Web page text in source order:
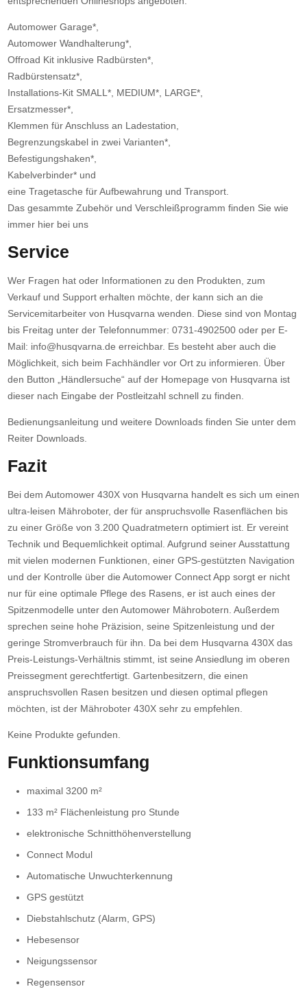
Automower Garage*,
Automower Wandhalterung*,
Offroad Kit inklusive Radbürsten*,
Radbürstensatz*,
Installations-Kit SMALL*, MEDIUM*, LARGE*,
Ersatzmesser*,
Klemmen für Anschluss an Ladestation,
Begrenzungskabel in zwei Varianten*,
Befestigungshaken*,
Kabelverbinder* und
eine Tragetasche für Aufbewahrung und Transport.
Das gesammte Zubehör und Verschleißprogramm finden Sie wie
immer hier bei uns
Service
Wer Fragen hat oder Informationen zu den Produkten, zum
Verkauf und Support erhalten möchte, der kann sich an die
Servicemitarbeiter von Husqvarna wenden. Diese sind von Montag
bis Freitag unter der Telefonnummer: 0731-4902500 oder per E-
Mail: info@husqvarna.de erreichbar. Es besteht aber auch die
Möglichkeit, sich beim Fachhändler vor Ort zu informieren. Über
den Button „Händlersuche“ auf der Homepage von Husqvarna ist
dieser nach Eingabe der Postleitzahl schnell zu finden.
Bedienungsanleitung und weitere Downloads finden Sie unter dem
Reiter Downloads.
Fazit
Bei dem Automower 430X von Husqvarna handelt es sich um einen
ultra-leisen Mähroboter, der für anspruchsvolle Rasenflächen bis
zu einer Größe von 3.200 Quadratmetern optimiert ist. Er vereint
Technik und Bequemlichkeit optimal. Aufgrund seiner Ausstattung
mit vielen modernen Funktionen, einer GPS-gestützten Navigation
und der Kontrolle über die Automower Connect App sorgt er nicht
nur für eine optimale Pflege des Rasens, er ist auch eines der
Spitzenmodelle unter den Automower Mährobotern. Außerdem
sprechen seine hohe Präzision, seine Spitzenleistung und der
geringe Stromverbrauch für ihn. Da bei dem Husqvarna 430X das
Preis-Leistungs-Verhältnis stimmt, ist seine Ansiedlung im oberen
Preissegment gerechtfertigt. Gartenbesitzern, die einen
anspruchsvollen Rasen besitzen und diesen optimal pflegen
möchten, ist der Mähroboter 430X sehr zu empfehlen.
Keine Produkte gefunden.
Funktionsumfang
maximal 3200 m²
133 m² Flächenleistung pro Stunde
elektronische Schnitthöhenverstellung
Connect Modul
Automatische Unwuchterkennung
GPS gestützt
Diebstahlschutz (Alarm, GPS)
Hebesensor
Neigungssensor
Regensensor